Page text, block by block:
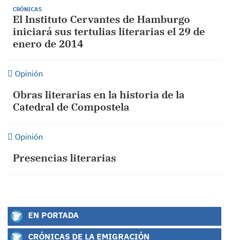
CRÓNICAS
El Instituto Cervantes de Hamburgo
iniciará sus tertulias literarias el 29 de
enero de 2014
Opinión
Obras literarias en la historia de la
Catedral de Compostela
Opinión
Presencias literarias
EN PORTADA
CRÓNICAS DE LA EMIGRACIÓN